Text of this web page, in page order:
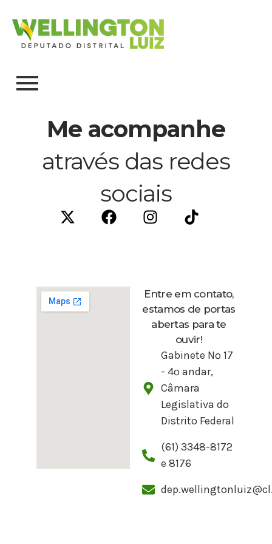
Me acompanhe
através das redes
sociais
Entre em contato,
estamos de portas
abertas para te
ouvir!
Gabinete Nº 17
- 4º andar,
Câmara
Legislativa do
Distrito Federal
(61) 3348-8172
e 8176